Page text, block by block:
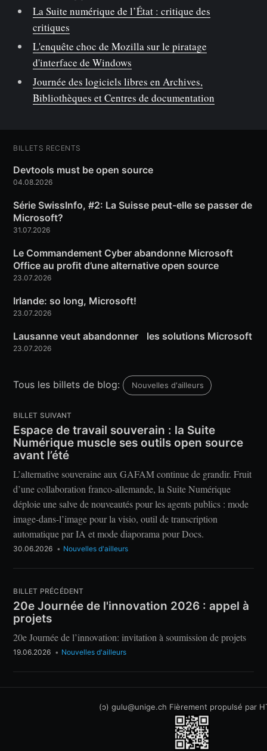
La Suite numérique de l’État : critique des
critiques
L'enquête choc de Mozilla sur le piratage
d'interface de Windows
Journée des logiciels libres en Archives,
Bibliothèques et Centres de documentation
BILLETS RÉCENTS
Devtools must be open source
04.08.2026
Série SwissInfo, #2: La Suisse peut-elle se passer de
Microsoft?
31.07.2026
Le Commandement Cyber abandonne Microsoft
Office au profit d’une alternative open source
23.07.2026
Irlande: so long, Microsoft!
23.07.2026
Lausanne veut abandonner les solutions Microsoft
23.07.2026
Tous les billets de blog: Nouvelles d'ailleurs
BILLET SUIVANT
Espace de travail souverain : la Suite
Numérique muscle ses outils open source
avant l’été
L’alternative souveraine aux GAFAM continue de grandir. Fruit
d’une collaboration franco-allemande, la Suite Numérique
déploie une salve de nouveautés pour les agents publics : mode
image-dans-l’image pour la visio, outil de transcription
automatique par IA et mode diaporama pour Docs.
30.06.2026 • Nouvelles d'ailleurs
BILLET PRÉCÉDENT
20e Journée de l'innovation 2026 : appel à
projets
20e Journée de l’innovation: invitation à soumission de projets
19.06.2026 • Nouvelles d'ailleurs
(ↄ) gulu@unige.ch Fièrement propulsé par